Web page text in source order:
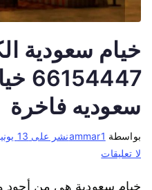
خيام سعودية
سعوديه فاخرة
بواسطة ammar1نشر على 13 يونيو، 2023
لا تعليقات
خيام سعودية هي من أجود